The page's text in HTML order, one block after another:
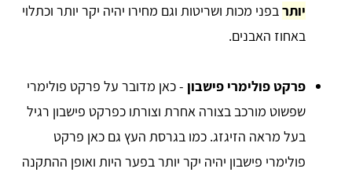
יותרבפני מכות ושריטות וגם מחירו יהיה יקר יותר וכתלוי
באחוז האבנים.
פרקט פולימרי פישבון - כאן מדובר על פרקט פולימרי
שפשוט מורכב בצורה אחרת וצורתו כפרקט פישבון רגיל
בעל מראה הזיגזג. כמו בגרסת העץ גם כאן פרקט
פולימרי פישבון יהיה יקר יותר בפער היות ואופן ההתקנה